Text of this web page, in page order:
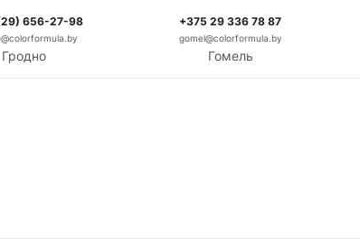
656-27-98
Гродно
+375 29 336 78 87
gomel@colorformula.by
Гомель